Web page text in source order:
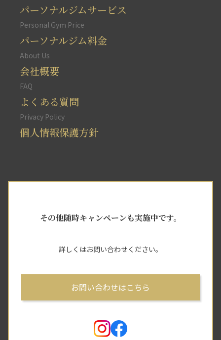
パーソナルジムサービス
Personal Gym Price
パーソナルジム料金
About Us
会社概要
FAQ
よくある質問
Privacy Policy
個人情報保護方針
その他随時キャンペーンも実施中です。
詳しくはお問い合わせください。
お問い合わせはこちら